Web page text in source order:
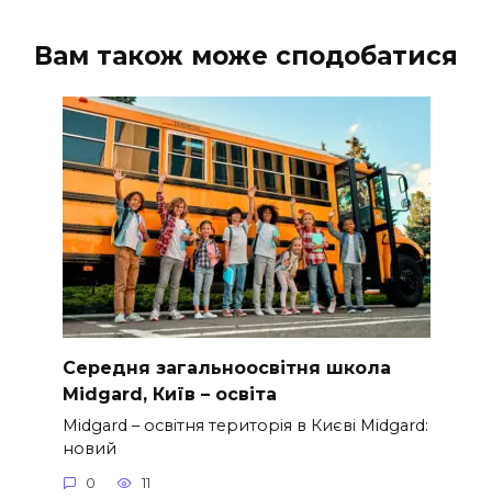
Вам також може сподобатися
Середня загальноосвітня школа
Midgard, Київ – освіта
Midgard – освітня територія в Києві Midgard:
новий
0 11